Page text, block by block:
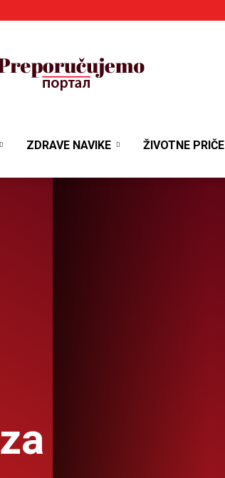
Portal
ZDRAVE NAVIKE ŽIVOTNE PRIČE